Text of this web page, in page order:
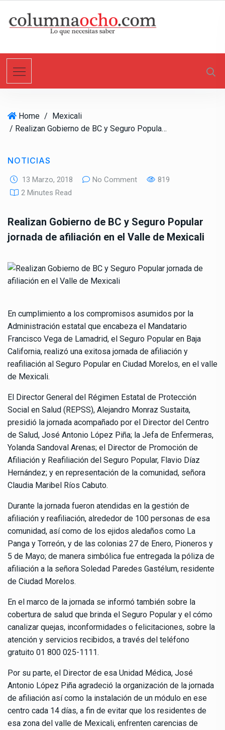
t
Home / Mexicali
/ Realizan Gobierno de BC y Seguro Popular jornada de afiliación en el Valle de Mexicali
NOTICIAS
13 Marzo, 2018 No Comment
819
2 Minutes Read
Realizan Gobierno de BC y Seguro Popular
jornada de afiliación en el Valle de Mexicali
En cumplimiento a los compromisos asumidos por la
Administración estatal que encabeza el Mandatario
Francisco Vega de Lamadrid, el Seguro Popular en Baja
California, realizó una exitosa jornada de afiliación y
reafiliación al Seguro Popular en Ciudad Morelos, en el valle
de Mexicali.
El Director General del Régimen Estatal de Protección
Social en Salud (REPSS), Alejandro Monraz Sustaita,
presidió la jornada acompañado por el Director del Centro
de Salud, José Antonio López Piña; la Jefa de Enfermeras,
Yolanda Sandoval Arenas; el Director de Promoción de
Afiliación y Reafiliación del Seguro Popular, Flavio Díaz
Hernández; y en representación de la comunidad, señora
Claudia Maribel Ríos Cabuto.
Durante la jornada fueron atendidas en la gestión de
afiliación y reafiliación, alrededor de 100 personas de esa
comunidad, así como de los ejidos aledaños como La
Panga y Torreón, y de las colonias 27 de Enero, Pioneros y
5 de Mayo; de manera simbólica fue entregada la póliza de
afiliación a la señora Soledad Paredes Gastélum, residente
de Ciudad Morelos.
En el marco de la jornada se informó también sobre la
cobertura de salud que brinda el Seguro Popular y el cómo
canalizar quejas, inconformidades o felicitaciones, sobre la
atención y servicios recibidos, a través del teléfono
gratuito 01 800 025-1111.
Por su parte, el Director de esa Unidad Médica, José
Antonio López Piña agradeció la organización de la jornada
de afiliación así como la instalación de un módulo en ese
centro cada 14 días, a fin de evitar que los residentes de
esa zona del valle de Mexicali, enfrenten carencias de